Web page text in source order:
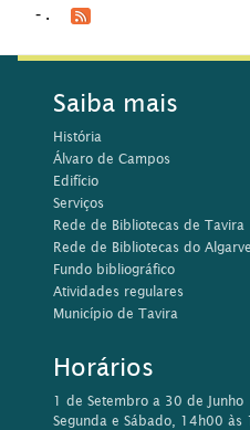
- .
Saiba mais
História
Álvaro de Campos
Edifício
Serviços
Rede de Bibliotecas de Tavira
Rede de Bibliotecas do Algarve
Fundo bibliográfico
Atividades regulares
Município de Tavira
Horários
1 de Setembro a 30 de Junho
Segunda e Sábado, 14h00 às